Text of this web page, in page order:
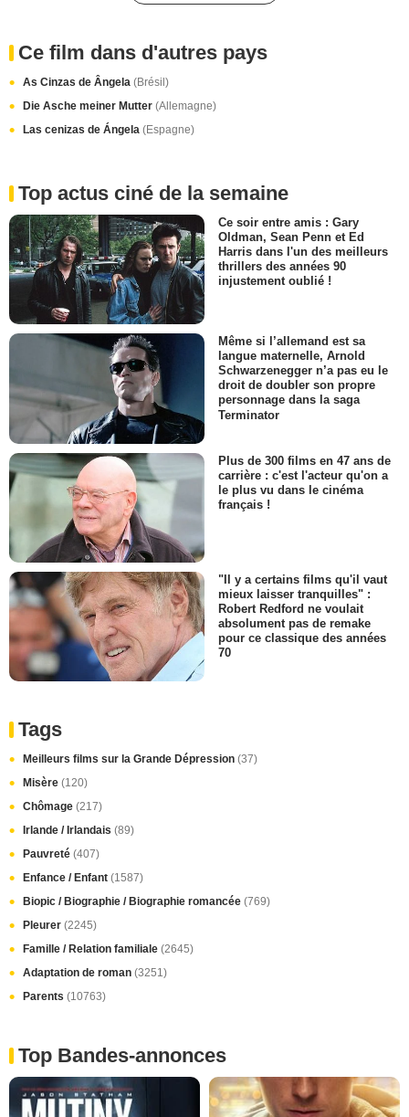
Ce film dans d'autres pays
As Cinzas de Ângela (Brésil)
Die Asche meiner Mutter (Allemagne)
Las cenizas de Ángela (Espagne)
Top actus ciné de la semaine
Ce soir entre amis : Gary
Oldman, Sean Penn et Ed
Harris dans l'un des meilleurs
thrillers des années 90
injustement oublié !
Même si l’allemand est sa
langue maternelle, Arnold
Schwarzenegger n’a pas eu le
droit de doubler son propre
personnage dans la saga
Terminator
Plus de 300 films en 47 ans de
carrière : c'est l'acteur qu'on a
le plus vu dans le cinéma
français !
"Il y a certains films qu'il vaut
mieux laisser tranquilles" :
Robert Redford ne voulait
absolument pas de remake
pour ce classique des années
70
Tags
Meilleurs films sur la Grande Dépression (37)
Misère (120)
Chômage (217)
Irlande / Irlandais (89)
Pauvreté (407)
Enfance / Enfant (1587)
Biopic / Biographie / Biographie romancée (769)
Pleurer (2245)
Famille / Relation familiale (2645)
Adaptation de roman (3251)
Parents (10763)
Top Bandes-annonces